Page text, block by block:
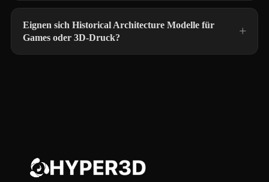
Eignen sich Historical Architecture Modelle für
Games oder 3D-Druck?